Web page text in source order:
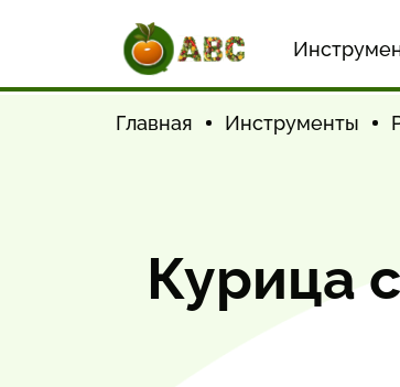
Главная Инструменты
Курица